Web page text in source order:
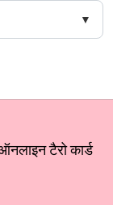
टैरो कार्ड